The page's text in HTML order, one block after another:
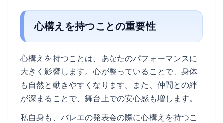
心構えを持つことの重要性
心構えを持つことは、あなたのパフォーマンスに
大きく影響します。心が整っていることで、身体
も自然と動きやすくなります。また、仲間との絆
が深まることで、舞台上での安心感も増します。
私自身も、バレエの発表会の際に心構えを持つこ